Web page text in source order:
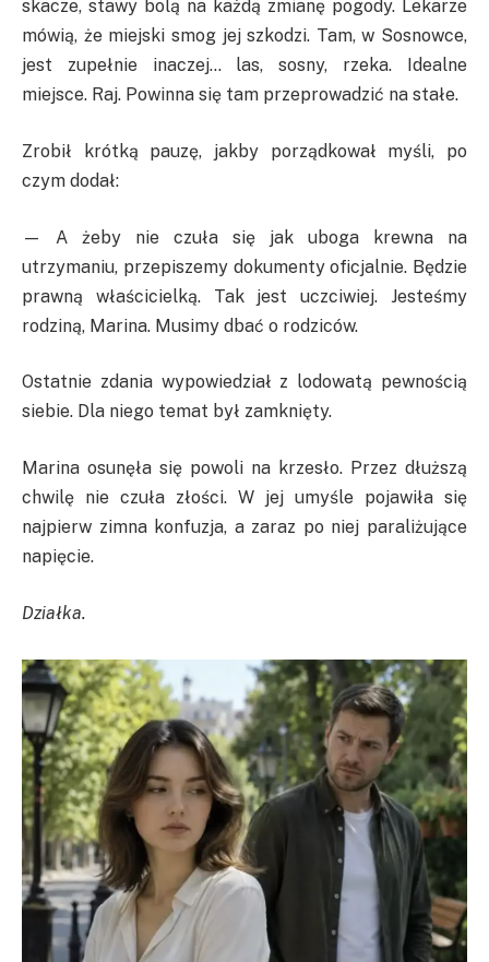
skacze, stawy bolą na każdą zmianę pogody. Lekarze
mówią, że miejski smog jej szkodzi. Tam, w Sosnowce,
jest zupełnie inaczej… las, sosny, rzeka. Idealne
miejsce. Raj. Powinna się tam przeprowadzić na stałe.
Zrobił krótką pauzę, jakby porządkował myśli, po
czym dodał:
— A żeby nie czuła się jak uboga krewna na
utrzymaniu, przepiszemy dokumenty oficjalnie. Będzie
prawną właścicielką. Tak jest uczciwiej. Jesteśmy
rodziną, Marina. Musimy dbać o rodziców.
Ostatnie zdania wypowiedział z lodowatą pewnością
siebie. Dla niego temat był zamknięty.
Marina osunęła się powoli na krzesło. Przez dłuższą
chwilę nie czuła złości. W jej umyśle pojawiła się
najpierw zimna konfuzja, a zaraz po niej paraliżujące
napięcie.
Działka.